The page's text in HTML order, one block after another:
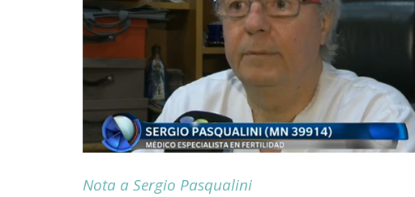
Nota a Sergio Pasqualini